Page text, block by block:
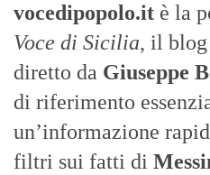
vocedipopolo.it è la
Voce di Sicilia, il
diretto da Giuseppe
di riferimento
un’informazione
filtri sui fatti di